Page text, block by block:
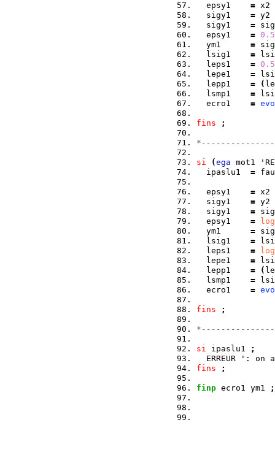
  epsy1
= x2
  sigy1
= y2
  sigy1
=
  epsy1
= 0.5
  ym1
=
  lsig1
=
  leps1
= 0.5
  lepe1
=
  lepp1
= (
  lsmp1
=
  ecro1
=
fins ;
si (ega mot1
  ipaslu1
=
  epsy1
= x2
  sigy1
= y2
  sigy1
=
  epsy1
=
log
  ym1
=
  lsig1
=
  leps1
=
log
  lepe1
=
  lepp1
= (
  lsmp1
=
  ecro1
=
fins ;
si ipaslu1
;
ERREUR ': on
fins
;
finp ecro1 ym1 ;